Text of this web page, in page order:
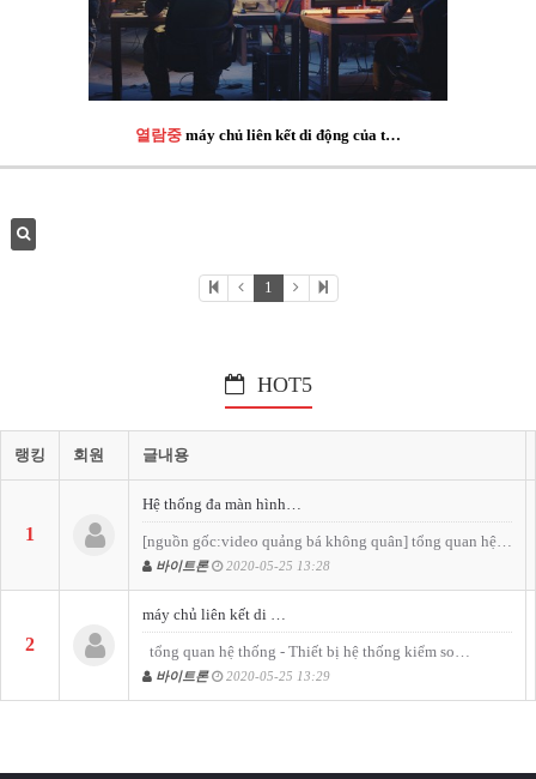
열람중 máy chủ liên kết di động của t…
1
HOT5
랭킹 회원 글내용
1
Hệ thống đa màn hình…
[nguồn gốc:video quảng bá không quân] tổng quan hệ…
바이트론 2020-05-25 13:28
2
máy chủ liên kết di …
tổng quan hệ thống - Thiết bị hệ thống kiểm so…
바이트론 2020-05-25 13:29